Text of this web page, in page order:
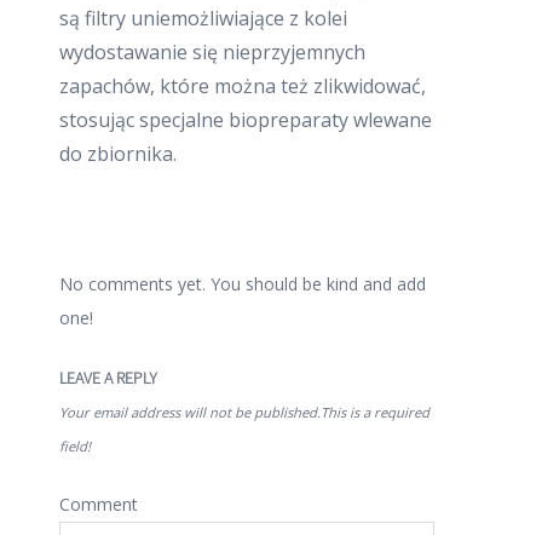
są filtry uniemożliwiające z kolei
wydostawanie się nieprzyjemnych
zapachów, które można też zlikwidować,
stosując specjalne biopreparaty wlewane
do zbiornika.
No comments yet. You should be kind and add
one!
LEAVE A REPLY
Your email address will not be published.This is a required
field!
Comment